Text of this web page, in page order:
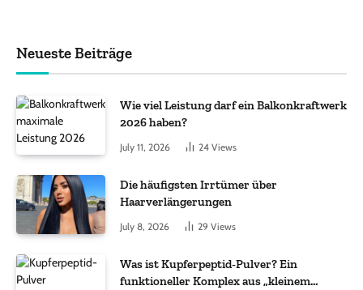
Neueste Beiträge
Wie viel Leistung darf ein Balkonkraftwerk
2026 haben?
July 11, 2026 24 Views
Die häufigsten Irrtümer über
Haarverlängerungen
July 8, 2026 29 Views
Was ist Kupferpeptid-Pulver? Ein
funktioneller Komplex aus „kleinem